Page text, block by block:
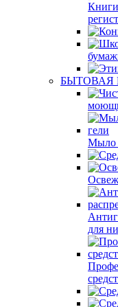
БЫТОВАЯ
Мыло
для